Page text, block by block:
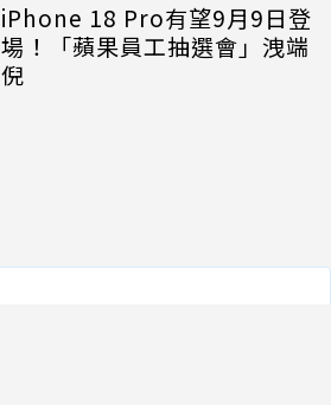
iPhone 18 Pro有望9月9日登
場！「蘋果員工抽選會」洩端
倪